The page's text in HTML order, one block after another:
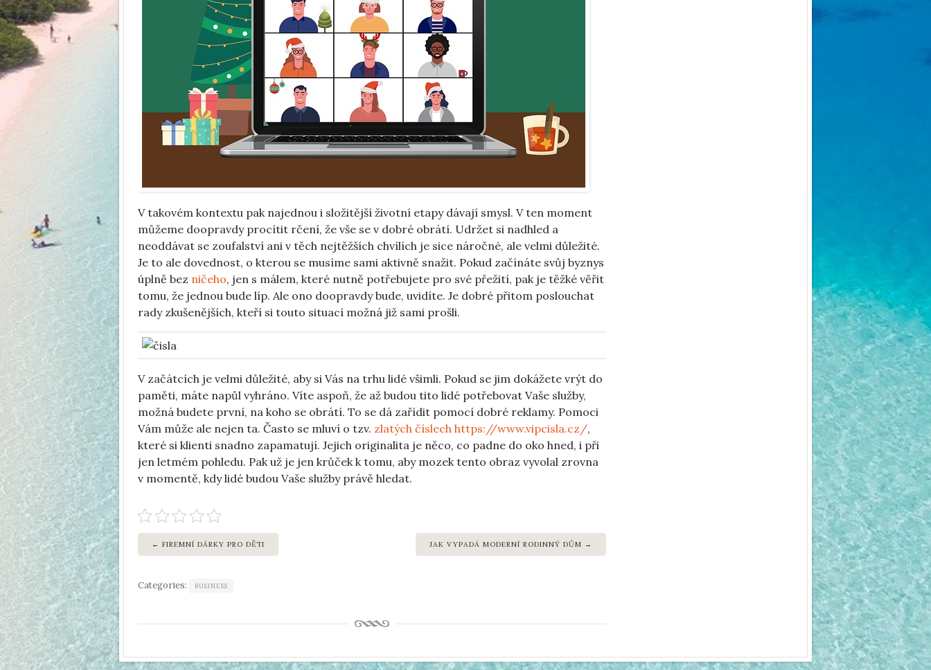
V takovém kontextu pak najednou i složitější životní etapy dávají smysl. V ten moment
můžeme doopravdy procítit rčení, že vše se v dobré obrátí. Udržet si nadhled a
neoddávat se zoufalství ani v těch nejtěžších chvílích je sice náročné, ale velmi důležité.
Je to ale dovednost, o kterou se musíme sami aktivně snažit. Pokud začínáte svůj byznys
úplně bez ničeho, jen s málem, které nutně potřebujete pro své přežití, pak je těžké věřit
tomu, že jednou bude líp. Ale ono doopravdy bude, uvidíte. Je dobré přitom poslouchat
rady zkušenějších, kteří si touto situací možná již sami prošli.
V začátcích je velmi důležité, aby si Vás na trhu lidé všimli. Pokud se jim dokážete vrýt do
paměti, máte napůl vyhráno. Víte aspoň, že až budou tito lidé potřebovat Vaše služby,
možná budete první, na koho se obrátí. To se dá zařídit pomocí dobré reklamy. Pomoci
Vám může ale nejen ta. Často se mluví o tzv. zlatých číslech https://www.vipcisla.cz/,
které si klienti snadno zapamatují. Jejich originalita je něco, co padne do oko hned, i při
jen letmém pohledu. Pak už je jen krůček k tomu, aby mozek tento obraz vyvolal zrovna
v momentě, kdy lidé budou Vaše služby právě hledat.
FIREMNÍ DÁRKY PRO DĚTI JAK VYPADÁ MODERNÍ RODINNÝ DŮM
Categories: BUSINESS